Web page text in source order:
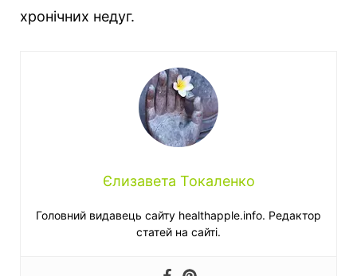
хронічних недуг.
Єлизавета Токаленко
Головний видавець сайту healthapple.info. Редактор
статей на сайті.